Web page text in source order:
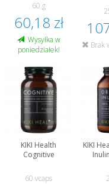
60 g
60,18 zł
Wysyłka w
poniedziałek!
Brak
KIKI Health
Cognitive
60 vcaps
KIKI